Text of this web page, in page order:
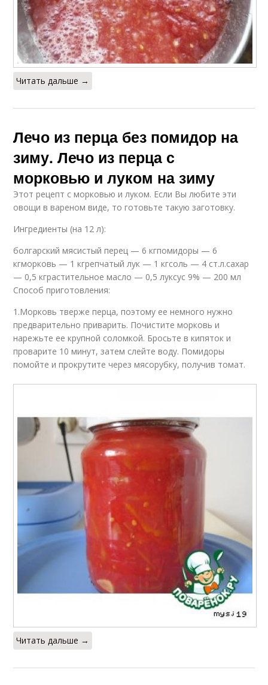
Читать дальше →
Лечо из перца без помидор на
зиму. Лечо из перца с
морковью и луком на зиму
Этот рецепт с морковью и луком. Если Вы любите эти
овощи в вареном виде, то готовьте такую заготовку.
Ингредиенты (на 12 л):
болгарский мясистый перец — 6 кгпомидоры — 6
кгморковь — 1 кгрепчатый лук — 1 кгсоль — 4 ст.л.сахар
— 0,5 кграстительное масло — 0,5 луксус 9% — 200 мл
Способ приготовления:
1.Морковь тверже перца, поэтому ее немного нужно
предварительно приварить. Почистите морковь и
нарежьте ее крупной соломкой. Бросьте в кипяток и
проварите 10 минут, затем слейте воду. Помидоры
помойте и прокрутите через мясорубку, получив томат.
Читать дальше →